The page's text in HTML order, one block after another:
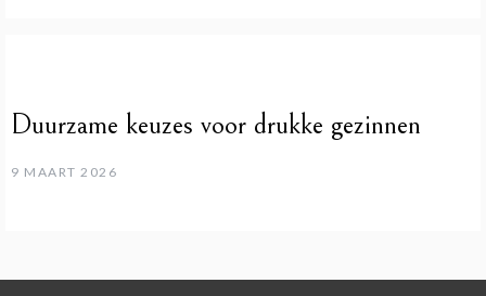
Duurzame keuzes voor drukke gezinnen
9 MAART 2026